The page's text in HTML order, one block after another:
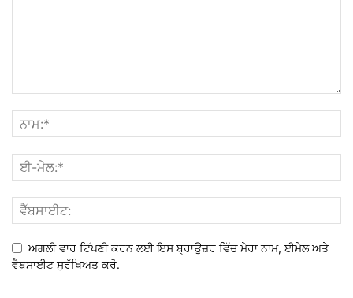
ਅਗਲੀ ਵਾਰ ਟਿੱਪਣੀ ਕਰਨ ਲਈ ਇਸ ਬ੍ਰਾਉਜ਼ਰ ਵਿੱਚ ਮੇਰਾ ਨਾਮ, ਈਮੇਲ ਅਤੇ
ਵੈਬਸਾਈਟ ਸੁਰੱਖਿਅਤ ਕਰੋ.